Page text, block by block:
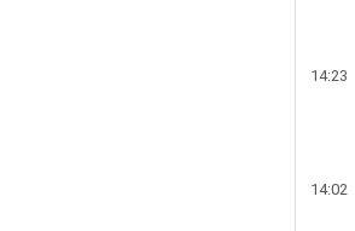
14:23
14:02